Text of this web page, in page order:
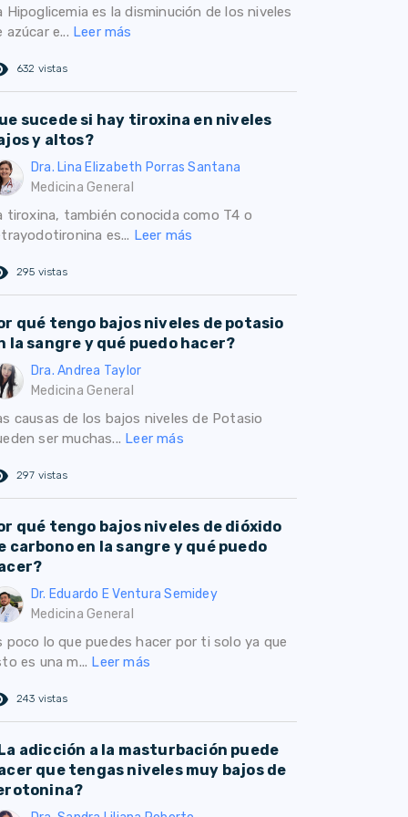
Hipoglicemia es la disminución de los niveles
azúcar e... Leer más
632 vistas
sucede si hay tiroxina en niveles
y altos?
Dra. Lina Elizabeth Porras Santana
Medicina General
tiroxina, también conocida como T4 o
es... Leer más
295 vistas
qué tengo bajos niveles de potasio
la sangre y qué puedo hacer?
Dra. Andrea Taylor
Medicina General
causas de los bajos niveles de Potasio
ser muchas... Leer más
297 vistas
qué tengo bajos niveles de dióxido
carbono en la sangre y qué puedo
Dr. Eduardo E Ventura Semidey
Medicina General
poco lo que puedes hacer por ti solo ya que
es una m... Leer más
243 vistas
adicción a la masturbación puede
que tengas niveles muy bajos de